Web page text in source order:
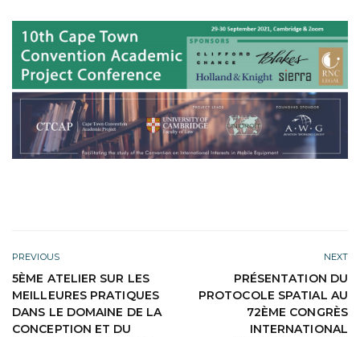
PREVIOUS
5ÈME ATELIER SUR LES
MEILLEURES PRATIQUES
DANS LE DOMAINE DE LA
CONCEPTION ET DU
NEXT
PRÉSENTATION DU
PROTOCOLE SPATIAL AU
72ÈME CONGRÈS
INTERNATIONAL